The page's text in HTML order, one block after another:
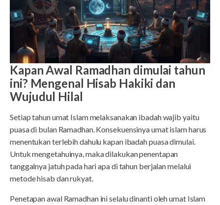
Kapan Awal Ramadhan dimulai tahun
ini? Mengenal Hisab Hakiki dan
Wujudul Hilal
Setiap tahun umat Islam melaksanakan ibadah wajib yaitu
puasa di bulan Ramadhan. Konsekuensinya umat islam harus
menentukan terlebih dahulu kapan ibadah puasa dimulai.
Untuk mengetahuinya, maka dilakukan penentapan
tanggalnya jatuh pada hari apa di tahun berjalan melalui
metode hisab dan rukyat.
Penetapan awal Ramadhan ini selalu dinanti oleh umat Islam